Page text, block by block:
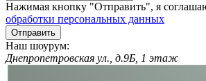
Нажимая кнопку "Отправить", я
обработки персональных данных
Отправить
Наш шоурум:
Днепропетровская ул., д.9Б, 1 этаж